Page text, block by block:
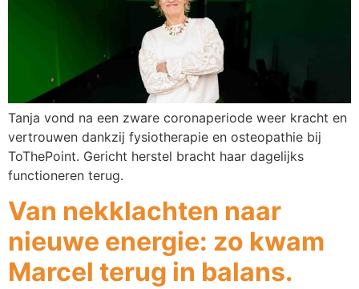
Tanja vond na een zware coronaperiode weer kracht en
vertrouwen dankzij fysiotherapie en osteopathie bij
ToThePoint. Gericht herstel bracht haar dagelijks
functioneren terug.
Van nekklachten naar
nieuwe energie: zo kwam
Marcel terug in balans.